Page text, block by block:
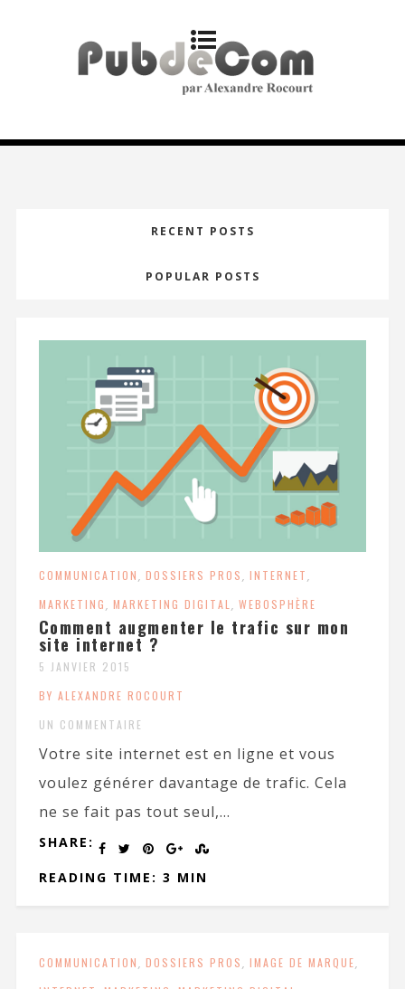
RECENT POSTS
POPULAR POSTS
COMMUNICATION DOSSIERS PROS INTERNET
MARKETING MARKETING DIGITAL WEBOSPHÈRE
Comment augmenter le trafic sur mon
site internet ?
5 JANVIER 2015
BY ALEXANDRE ROCOURT
UN COMMENTAIRE
Votre site internet est en ligne et vous
voulez générer davantage de trafic. Cela
ne se fait pas tout seul,...
SHARE:
READING TIME: 3 MIN
COMMUNICATION DOSSIERS PROS IMAGE DE MARQUE